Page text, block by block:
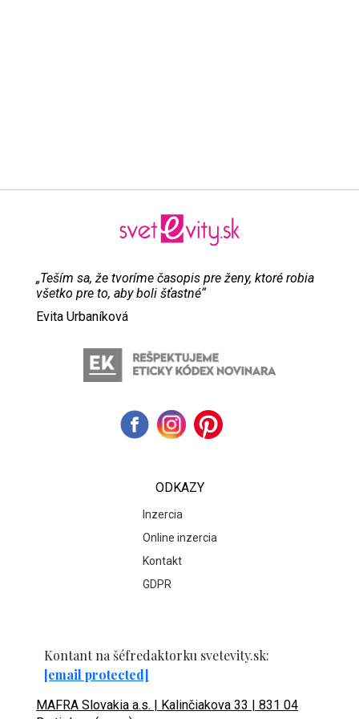
„Teším sa, že tvoríme časopis pre ženy, ktoré robia
všetko pre to, aby boli šťastné“
Evita Urbaníková
ODKAZY
Inzercia
Online inzercia
Kontakt
GDPR
Kontant na šéfredaktorku svetevity.sk:
[email protected]
MAFRA Slovakia a.s. | Kalinčiakova 33 | 831 04